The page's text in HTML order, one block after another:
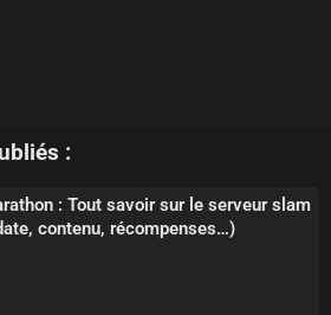
:
: Tout savoir sur le serveur slam
contenu, récompenses…)